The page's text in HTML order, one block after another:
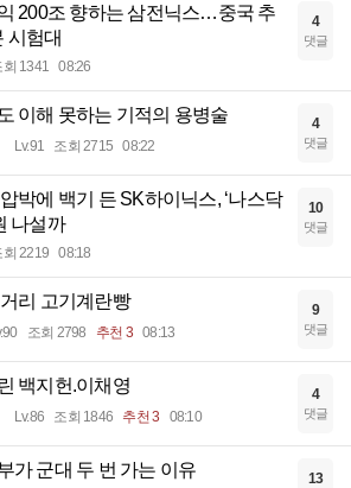
200조 향하는 삼전닉스…중국 추
시험대
회 1341 08:26
4
댓글
이해 못하는 기적의 용병술
Lv.91 조회 2715 08:22
4
댓글
박에 백기 든 SK하이닉스, ‘나스닥
나설까
회 2219 08:18
10
댓글
리 고기계란빵
조회 2798 추천 3 08:13
9
댓글
백지헌.이채영
Lv.86 조회 1846 추천 3 08:10
4
댓글
가 군대 두 번 가는 이유 13